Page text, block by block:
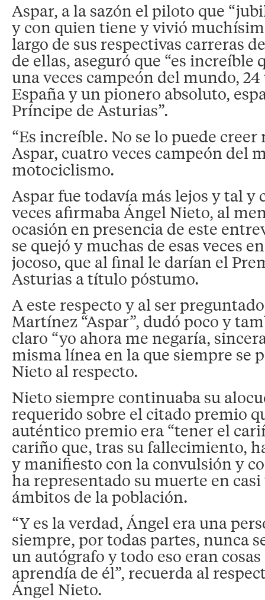
Aspar, a la sazón el piloto que
y con quien tiene y vivió
largo de sus respectivas carreras
de ellas, aseguró que “es increíble
una veces campeón del mundo,
España y un pionero absoluto,
Príncipe de Asturias”.
“Es increíble. No se lo puede creer
Aspar, cuatro veces campeón del
motociclismo.
Aspar fue todavía más lejos y tal y
veces afirmaba Ángel Nieto, al
ocasión en presencia de este
se quejó y muchas de esas veces
jocoso, que al final le darían el
Asturias a título póstumo.
A este respecto y al ser
Martínez “Aspar”, dudó poco y
claro “yo ahora me negaría,
misma línea en la que siempre se
Nieto al respecto.
Nieto siempre continuaba su
requerido sobre el citado premio
auténtico premio era “tener el
cariño que, tras su fallecimiento,
y manifiesto con la convulsión y
ha representado su muerte en
ámbitos de la población.
“Y es la verdad, Ángel era una
siempre, por todas partes, nunca
un autógrafo y todo eso eran
aprendía de él”, recuerda al
Ángel Nieto.